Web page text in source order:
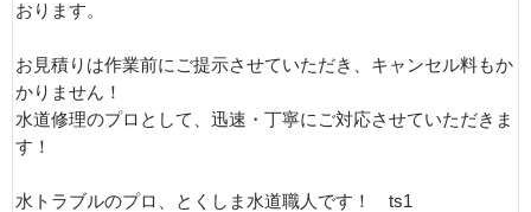
おります。
お見積りは作業前にご提示させていただき、キャンセル料もか
かりません！
水道修理のプロとして、迅速・丁寧にご対応させていただきま
す！
水トラブルのプロ、とくしま水道職人です！ ts1